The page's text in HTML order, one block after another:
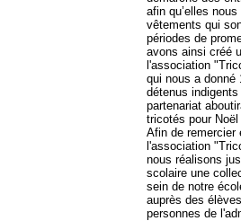
afin qu’elles
vêtements qui
périodes de
avons ainsi créé
l'association
qui nous a donné
détenus
partenariat
tricotés pour Noël
Afin de remercier
l'association
nous réalisons
scolaire une
sein de notre
auprès des
personnes de